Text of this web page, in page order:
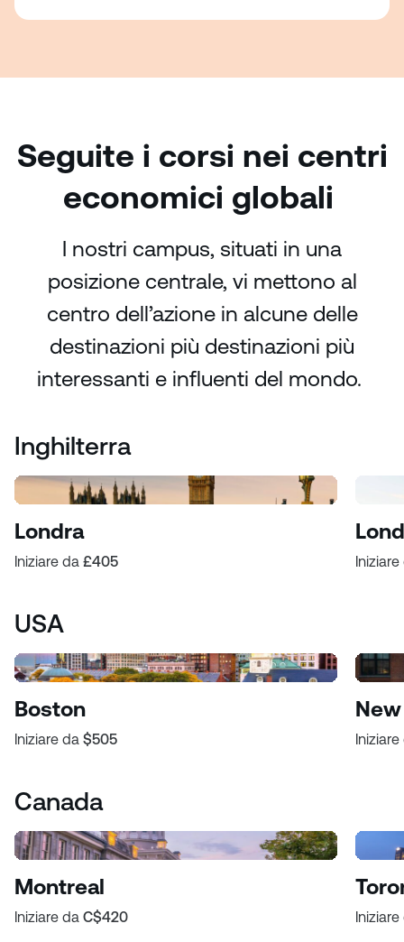
Seguite i corsi nei centri
economici globali
I nostri campus, situati in una
posizione centrale, vi mettono al
centro dell’azione in alcune delle
destinazioni più destinazioni più
interessanti e influenti del mondo.
Inghilterra
Londra
Iniziare da £405
USA
Boston
Iniziare da $505
Canada
Montreal
Iniziare da C$420